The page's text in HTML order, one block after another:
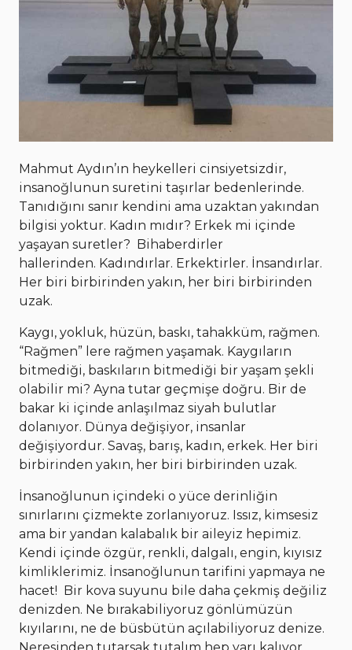
Mahmut Aydın’ın heykelleri cinsiyetsizdir,
insanoğlunun suretini taşırlar bedenlerinde.
Tanıdığını sanır kendini ama uzaktan yakından
bilgisi yoktur. Kadın mıdır? Erkek mi içinde
yaşayan suretler? Bihaberdirler
hallerinden. Kadındırlar. Erkektirler. İnsandırlar.
Her biri birbirinden yakın, her biri birbirinden
uzak.
Kaygı, yokluk, hüzün, baskı, tahakküm, rağmen.
“Rağmen” lere rağmen yaşamak. Kaygıların
bitmediği, baskıların bitmediği bir yaşam şekli
olabilir mi? Ayna tutar geçmişe doğru. Bir de
bakar ki içinde anlaşılmaz siyah bulutlar
dolanıyor. Dünya değişiyor, insanlar
değişiyordur. Savaş, barış, kadın, erkek. Her biri
birbirinden yakın, her biri birbirinden uzak.
İnsanoğlunun içindeki o yüce derinliğin
sınırlarını çizmekte zorlanıyoruz. Issız, kimsesiz
ama bir yandan kalabalık bir aileyiz hepimiz.
Kendi içinde özgür, renkli, dalgalı, engin, kıyısız
kimliklerimiz. İnsanoğlunun tarifini yapmaya ne
hacet! Bir kova suyunu bile daha çekmiş değiliz
denizden. Ne bırakabiliyoruz gönlümüzün
kıyılarını, ne de büsbütün açılabiliyoruz denize.